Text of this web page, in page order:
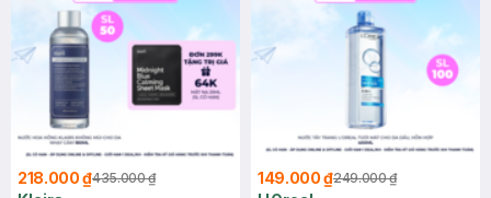
218.000 ₫435.000 ₫ 149.000 ₫249.000 ₫